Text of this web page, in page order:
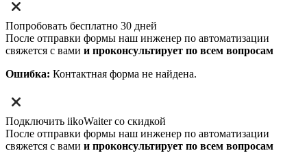
Попробовать бесплатно 30 дней
После отправки формы наш инженер по автоматизации
свяжется с вами и проконсультирует по всем вопросам
Ошибка: Контактная форма не найдена.
Подключить iikoWaiter со скидкой
После отправки формы наш инженер по автоматизации
свяжется с вами и проконсультирует по всем вопросам